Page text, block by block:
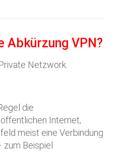
Abkürzung VPN?
Netzwork.
die
Internet,
meist eine Verbindung
Beispiel